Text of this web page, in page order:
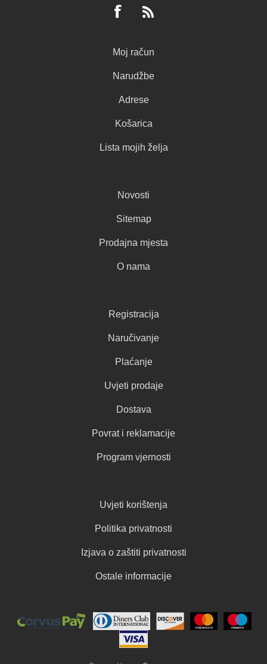
Moj račun
Narudžbe
Adrese
Košarica
Lista mojih želja
Novosti
Sitemap
Prodajna mjesta
O nama
Registracija
Naručivanje
Plaćanje
Uvjeti prodaje
Dostava
Povrat i reklamacije
Program vjernosti
Uvjeti korištenja
Politika privatnosti
Izjava o zaštiti privatnosti
Ostale informacije